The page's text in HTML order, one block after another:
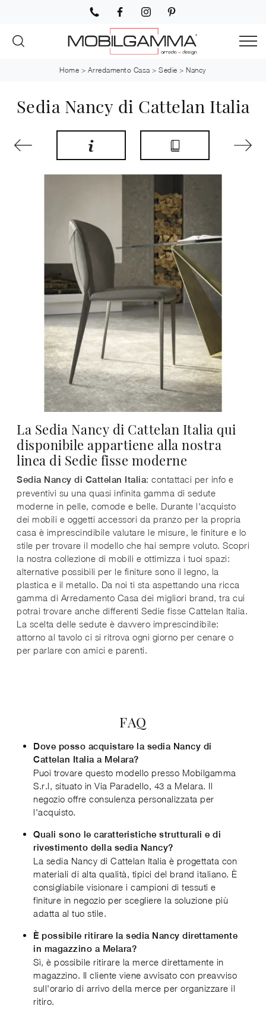
Home > Arredamento Casa >Sedie >Nancy
Sedia Nancy di Cattelan Italia
La Sedia Nancy di Cattelan Italia qui
disponibile appartiene alla nostra
linea di Sedie fisse moderne
Sedia Nancy di Cattelan Italia: contattaci per info e
preventivi su una quasi infinita gamma di sedute
moderne in pelle, comode e belle. Durante l'acquisto
dei mobili e oggetti accessori da pranzo per la propria
casa è imprescindibile valutare le misure, le finiture e lo
stile per trovare il modello che hai sempre voluto. Scopri
la nostra collezione di mobili e ottimizza i tuoi spazi:
alternative possibili per le finiture sono il legno, la
plastica e il metallo. Da noi ti sta aspettando una ricca
gamma di Arredamento Casa dei migliori brand, tra cui
potrai trovare anche differenti Sedie fisse Cattelan Italia.
La scelta delle sedute è davvero imprescindibile:
attorno al tavolo ci si ritrova ogni giorno per cenare o
per parlare con amici e parenti.
FAQ
Dove posso acquistare la sedia Nancy di
Cattelan Italia a Melara?
Puoi trovare questo modello presso Mobilgamma
S.r.l, situato in Via Paradello, 43 a Melara. Il
negozio offre consulenza personalizzata per
l'acquisto.
Quali sono le caratteristiche strutturali e di
rivestimento della sedia Nancy?
La sedia Nancy di Cattelan Italia è progettata con
materiali di alta qualità, tipici del brand italiano. È
consigliabile visionare i campioni di tessuti e
finiture in negozio per scegliere la soluzione più
adatta al tuo stile.
È possibile ritirare la sedia Nancy direttamente
in magazzino a Melara?
Sì, è possibile ritirare la merce direttamente in
magazzino. Il cliente viene avvisato con preavviso
sull'orario di arrivo della merce per organizzare il
ritiro.